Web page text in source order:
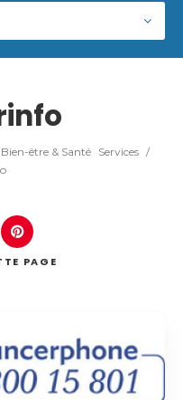
Bien-être & Santé Services /
PAGE